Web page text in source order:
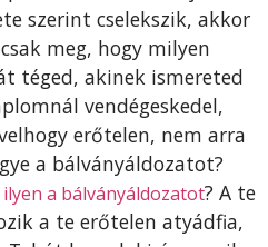
szerint cselekszik, akkor
meg, hogy milyen
téged, akinek ismereted
vendégeskedel,
erőtelen, nem arra
a bálványáldozatot?
ilyen a bálványáldozatot? A te
a te erőtelen atyádfia,